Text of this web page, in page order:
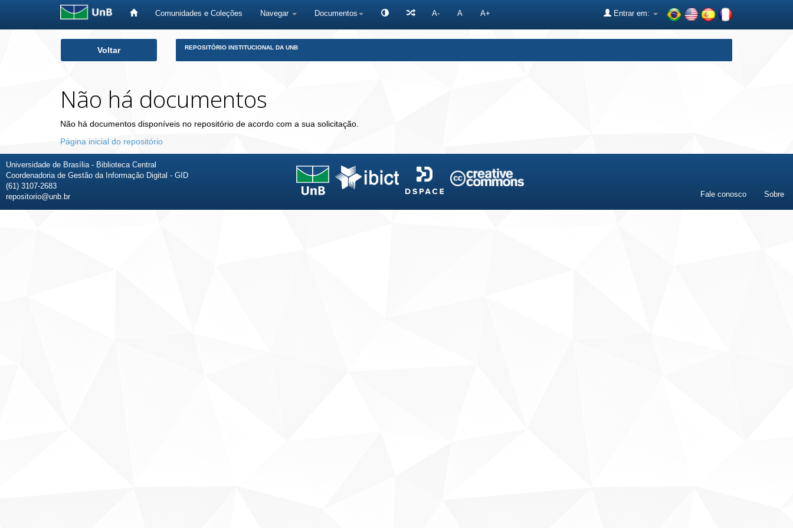
Comunidades e Coleções Navegar Documentos A- A A+ Entrar em:
Voltar REPOSITÓRIO INSTITUCIONAL DA UNB
Não há documentos
Não há documentos disponíveis no repositório de acordo com a sua solicitação.
Página inicial do repositório
Universidade de Brasília - Biblioteca Central
Coordenadoria de Gestão da Informação Digital - GID
(61) 3107-2683
repositorio@unb.br
Fale conosco Sobre